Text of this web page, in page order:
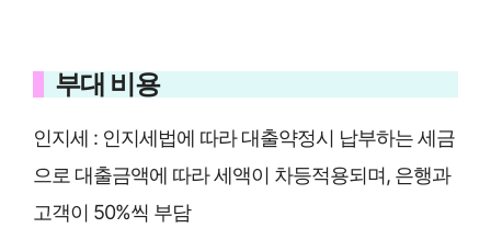
부대 비용
인지세 : 인지세법에 따라 대출약정시 납부하는 세금
으로 대출금액에 따라 세액이 차등적용되며, 은행과
고객이 50%씩 부담